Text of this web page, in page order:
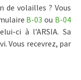
de volailles ? Vous
B-03 ou B-04
ci à l’ARSIA. Sa
Vous recevrez, par